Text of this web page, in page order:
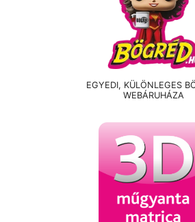
EGYEDI, KÜLÖNLEGES
WEBÁRUHÁZA